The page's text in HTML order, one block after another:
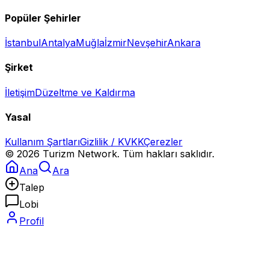
Popüler Şehirler
İstanbulAntalyaMuğlaİzmirNevşehirAnkara
Şirket
İletişimDüzeltme ve Kaldırma
Yasal
Kullanım ŞartlarıGizlilik / KVKKÇerezler
© 2026 Turizm Network. Tüm hakları saklıdır.
Ana
Ara
Talep
Lobi
Profil